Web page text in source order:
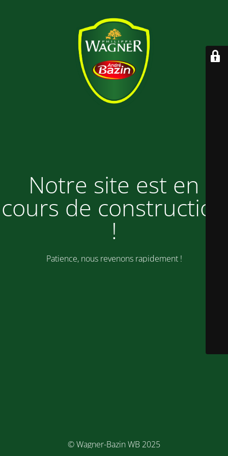
Notre site est en
cours de construction
!
Patience, nous revenons rapidement !
© Wagner-Bazin WB 2025